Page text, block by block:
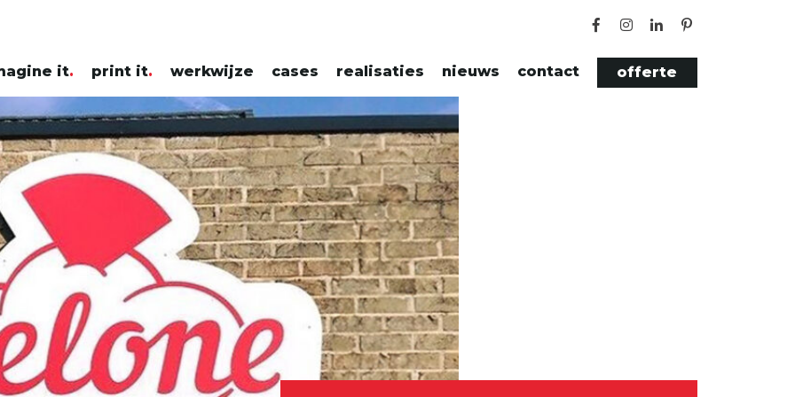
it print it werkwijze cases realisaties nieuws contact offerte